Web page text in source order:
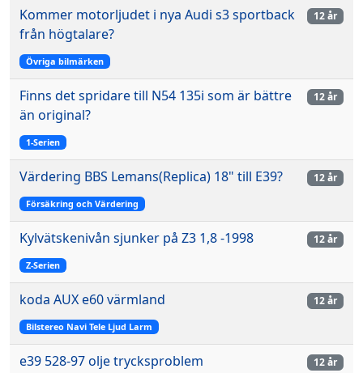
Kommer motorljudet i nya Audi s3 sportback
från högtalare?
Övriga bilmärken
12 år
Finns det spridare till N54 135i som är bättre
än original?
1-Serien
12 år
Värdering BBS Lemans(Replica) 18" till E39?
Försäkring och Värdering
12 år
Kylvätskenivån sjunker på Z3 1,8 -1998
Z-Serien
12 år
koda AUX e60 värmland
Bilstereo Navi Tele Ljud Larm
12 år
e39 528-97 olje trycksproblem 12 år